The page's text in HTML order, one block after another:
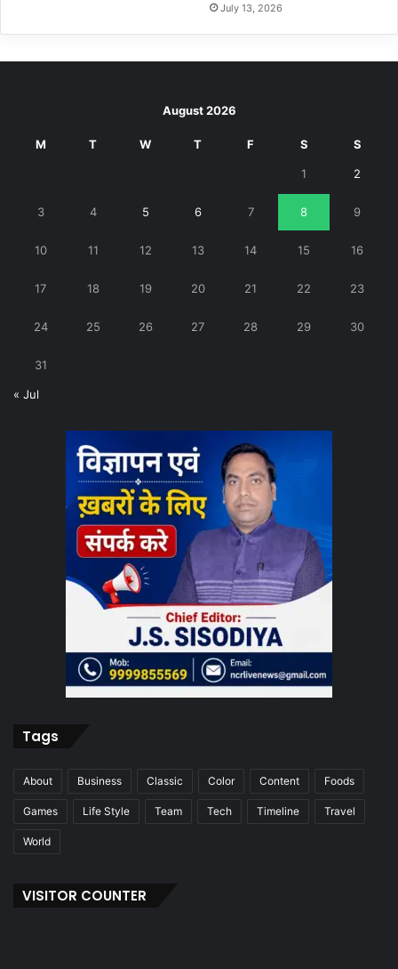
July 13, 2026
August 2026
M T W T F S S
1 2
3 4 5 6 7 8 9
10 11 12 13 14 15 16
17 18 19 20 21 22 23
24 25 26 27 28 29 30
31
« Jul
Tags
About Business Classic Color Content Foods
Games Life Style Team Tech Timeline Travel
World
VISITOR COUNTER